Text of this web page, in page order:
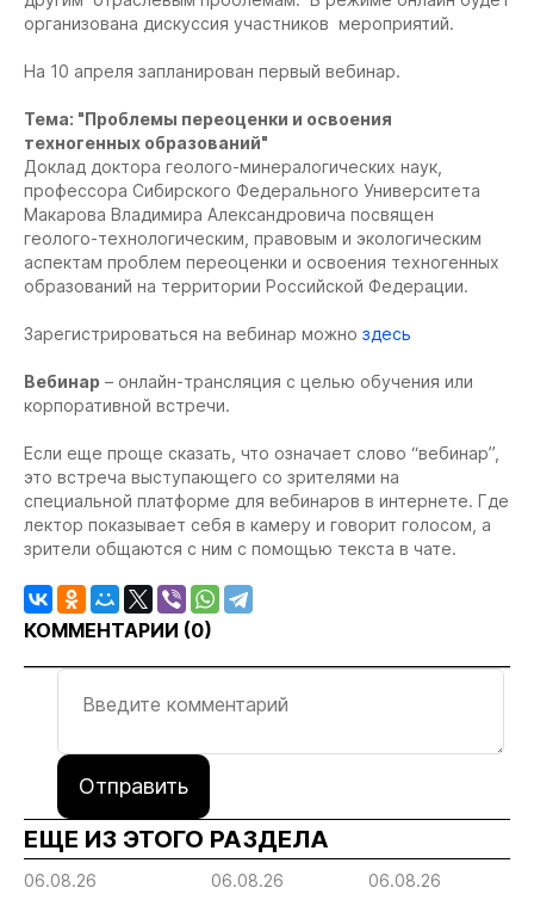
организована дискуссия участников мероприятий.
На 10 апреля запланирован первый вебинар.
Тема: "Проблемы переоценки и освоения
техногенных образований"
Доклад доктора геолого-минералогических наук,
профессора Сибирского Федерального Университета
Макарова Владимира Александровича посвящен
геолого-технологическим, правовым и экологическим
аспектам проблем переоценки и освоения техногенных
образований на территории Российской Федерации.
Зарегистрироваться на вебинар можно здесь
Вебинар – онлайн-трансляция с целью обучения или
корпоративной встречи.
Если еще проще сказать, что означает слово “вебинар”,
это встреча выступающего со зрителями на
специальной платформе для вебинаров в интернете. Где
лектор показывает себя в камеру и говорит голосом, а
зрители общаются с ним с помощью текста в чате.
КОММЕНТАРИИ (0)
Отправить
ЕЩЕ ИЗ ЭТОГО РАЗДЕЛА
06.08.26 06.08.26 06.08.26